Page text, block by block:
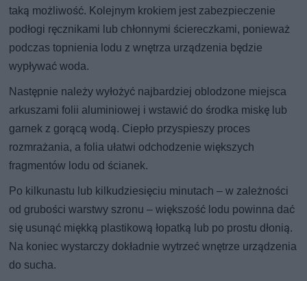
taką możliwość. Kolejnym krokiem jest zabezpieczenie
podłogi ręcznikami lub chłonnymi ściereczkami, ponieważ
podczas topnienia lodu z wnętrza urządzenia będzie
wypływać woda.
Następnie należy wyłożyć najbardziej oblodzone miejsca
arkuszami folii aluminiowej i wstawić do środka miskę lub
garnek z gorącą wodą. Ciepło przyspieszy proces
rozmrażania, a folia ułatwi odchodzenie większych
fragmentów lodu od ścianek.
Po kilkunastu lub kilkudziesięciu minutach – w zależności
od grubości warstwy szronu – większość lodu powinna dać
się usunąć miękką plastikową łopatką lub po prostu dłonią.
Na koniec wystarczy dokładnie wytrzeć wnętrze urządzenia
do sucha.